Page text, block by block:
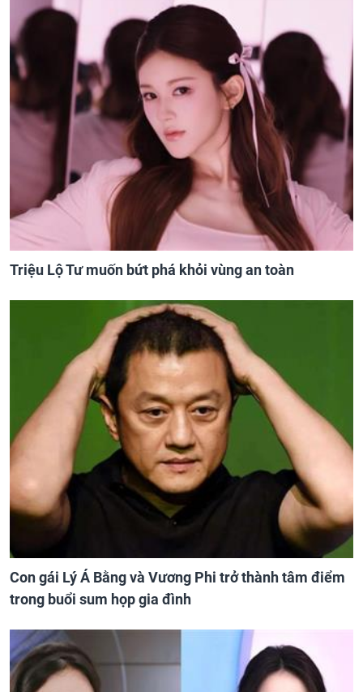
Triệu Lộ Tư muốn bứt phá khỏi vùng an toàn
Con gái Lý Á Bằng và Vương Phi trở thành tâm điểm
trong buổi sum họp gia đình